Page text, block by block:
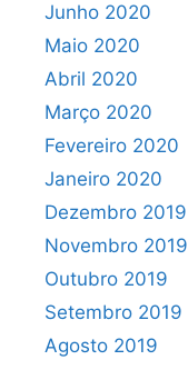
Junho 2020
Maio 2020
Abril 2020
Março 2020
Fevereiro 2020
Janeiro 2020
Dezembro 2019
Novembro 2019
Outubro 2019
Setembro 2019
Agosto 2019